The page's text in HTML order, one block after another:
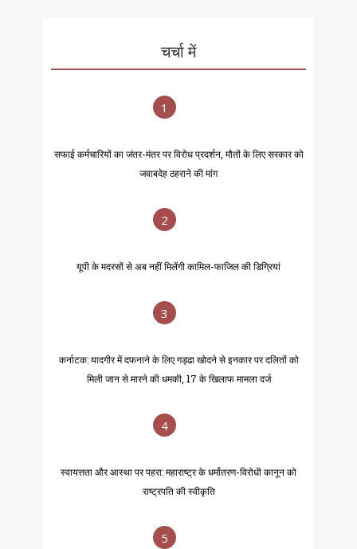
चर्चा में
1
सफाई कर्मचारियों का जंतर-मंतर पर विरोध प्रदर्शन, मौतों के लिए सरकार को
जवाबदेह ठहराने की मांग
2
यूपी के मदरसों से अब नहीं मिलेंगी कामिल-फाजिल की डिग्रियां
3
कर्नाटक: यादगीर में दफनाने के लिए गड्ढा खोदने से इनकार पर दलितों को
मिली जान से मारने की धमकी, 17 के खिलाफ मामला दर्ज
4
स्वायत्तता और आस्था पर पहरा: महाराष्ट्र के धर्मांतरण-विरोधी कानून को
राष्ट्रपति की स्वीकृति
5